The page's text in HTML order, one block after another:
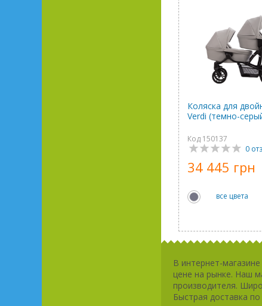
Коляска для
Verdi (темно-
Код 150137
0
34 445 грн
все цвета
В интернет-
цене на рынке. Наш
производителя.
Быстрая доставка